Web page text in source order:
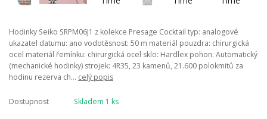
Hodinky Seiko SRPM06J1 z kolekce Presage Cocktail typ: analogové
ukazatel datumu: ano vodotěsnost: 50 m materiál pouzdra: chirurgická
ocel materiál řemínku: chirurgická ocel sklo: Hardlex pohon: Automatický
(mechanické hodinky) strojek: 4R35, 23 kamenů, 21.600 polokmitů za
hodinu rezerva ch... celý popis
Dostupnost Skladem 1 ks